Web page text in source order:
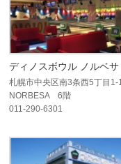
ディノスボウル ノルベサ
札幌市中央区南3条西5丁目1-
NORBESA 6階
011-290-6301